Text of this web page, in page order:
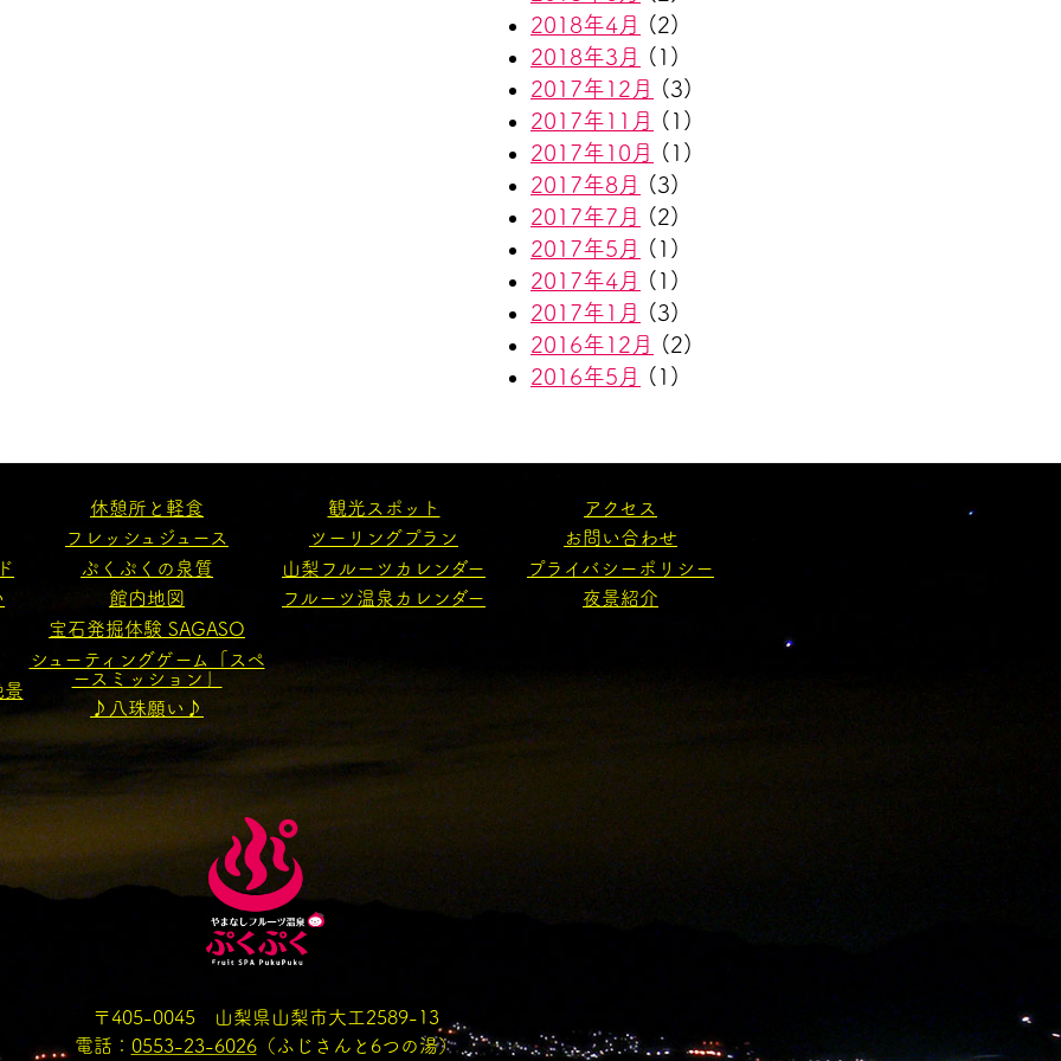
2018年4月
(2)
2018年3月
(1)
2017年12月
(3)
2017年11月
(1)
2017年10月
(1)
2017年8月
(3)
2017年7月
(2)
2017年5月
(1)
2017年4月
(1)
2017年1月
(3)
2016年12月
(2)
2016年5月
(1)
景
休憩所と軽食
フレッシュジュース
ぷくぷくの泉質
館内地図
宝石発掘体験 SAGASO
シューティングゲーム「スペ
ースミッション」
♪八珠願い♪
観光スポット
ツーリングプラン
山梨フルーツカレンダー
フルーツ温泉カレンダー
アクセス
お問い合わせ
プライバシーポリシー
夜景紹介
〒405-0045 山梨県山梨市大工2589-13
電話： 0553-23-6026（ふじさんと6つの湯）